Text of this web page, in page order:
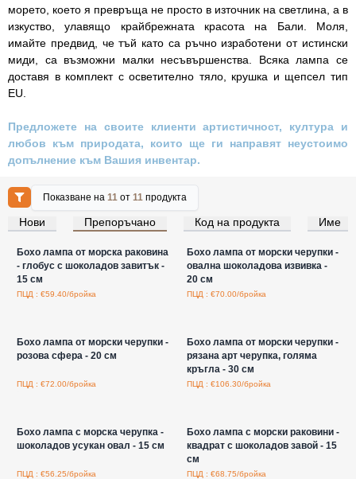
морето, което я превръща не просто в източник на светлина, а в
изкуство, улавящо крайбрежната красота на Бали. Моля,
имайте предвид, че тъй като са ръчно изработени от истински
миди, са възможни малки несъвършенства. Всяка лампа се
доставя в комплект с осветително тяло, крушка и щепсел тип
EU.
Предложете на своите клиенти артистичност, култура и
любов към природата, които ще ги направят неустоимо
допълнение към Вашия инвентар.
Показване на11 от11 продукта
Нови Препоръчано Код на продукта Име
Влезте за цени на едро
Бохо лампа от морска раковина
- глобус с шоколадов завитък -
15 см
ПЦД : €59.40/бройка
Влезте за цени на едро
Бохо лампа от морски черупки -
овална шоколадова извивка -
20 см
ПЦД : €70.00/бройка
Бохо лампа от морски черупки -
розова сфера - 20 см
ПЦД : €72.00/бройка
Бохо лампа от морски черупки -
рязана арт черупка, голяма
кръгла - 30 см
ПЦД : €106.30/бройка
Бохо лампа с морска черупка -
шоколадов усукан овал - 15 см
ПЦД : €56.25/бройка
Бохо лампа с морски раковини -
квадрат с шоколадов завой - 15
см
ПЦД : €68.75/бройка